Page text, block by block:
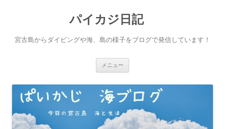
パイカジ日記
宮古島からダイビングや海、島の様子をブログで発信しています！
メニュー
ツ
へ
ス
キ
ッ
プ